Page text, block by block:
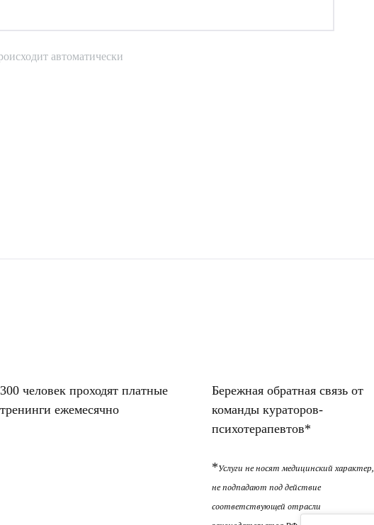
автоматически
300 человек проходят платные
тренинги ежемесячно
Бережная обратная связь от
команды кураторов-
психотерапевтов*
*Услуги не носят медицинский характер,
не подпадают под действие
соответствующей отрасли